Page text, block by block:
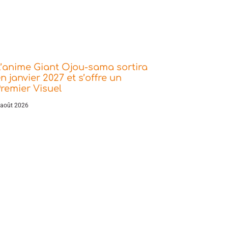
Giant Ojou-sama sortira
janvier 2027 et s’offre un
Visuel
2026